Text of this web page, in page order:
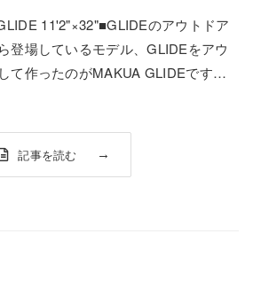
11'2"×32"■GLIDEのアウトドア
登場しているモデル、GLIDEをアウ
て作ったのがMAKUA GLIDEです。
記事を読む